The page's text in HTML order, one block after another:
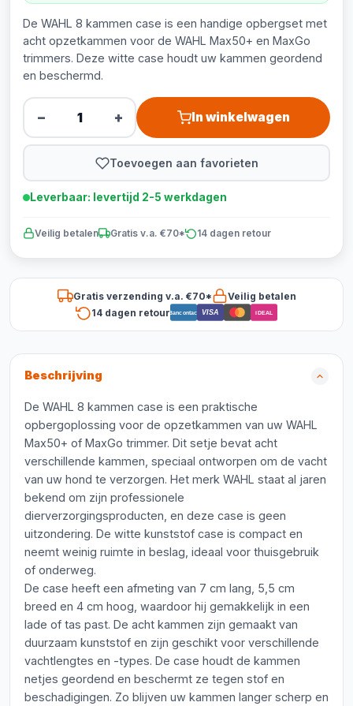
De WAHL 8 kammen case is een handige opbergset met
acht opzetkammen voor de WAHL Max50+ en MaxGo
trimmers. Deze witte case houdt uw kammen geordend
en beschermd.
− + In winkelwagen
Toevoegen aan favorieten
Leverbaar: levertijd 2-5 werkdagen
Veilig betalen Gratis v.a. €70* 14 dagen retour
Gratis verzending v.a. €70*
Veilig betalen
14 dagen retourBancontact VISA iDEAL
Beschrijving
De WAHL 8 kammen case is een praktische
opbergoplossing voor de opzetkammen van uw WAHL
Max50+ of MaxGo trimmer. Dit setje bevat acht
verschillende kammen, speciaal ontworpen om de vacht
van uw hond te verzorgen. Het merk WAHL staat al jaren
bekend om zijn professionele
dierverzorgingsproducten, en deze case is geen
uitzondering. De witte kunststof case is compact en
neemt weinig ruimte in beslag, ideaal voor thuisgebruik
of onderweg.
De case heeft een afmeting van 7 cm lang, 5,5 cm
breed en 4 cm hoog, waardoor hij gemakkelijk in een
lade of tas past. De acht kammen zijn gemaakt van
duurzaam kunststof en zijn geschikt voor verschillende
vachtlengtes en -types. De case houdt de kammen
netjes geordend en beschermt ze tegen stof en
beschadigingen. Zo blijven uw kammen langer scherp en